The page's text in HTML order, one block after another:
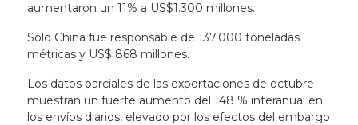
aumentaron un 11% a US$1.300 millones.
Solo China fue responsable de 137.000 toneladas
métricas y US$ 868 millones.
Los datos parciales de las exportaciones de octubre
muestran un fuerte aumento del 148 % interanual en
los envíos diarios, elevado por los efectos del embargo